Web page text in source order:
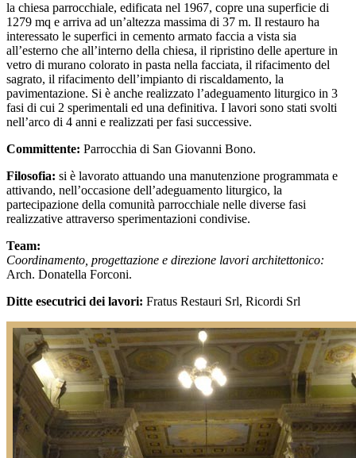
la chiesa parrocchiale, edificata nel 1967, copre una superficie di
1279 mq e arriva ad un’altezza massima di 37 m. Il restauro ha
interessato le superfici in cemento armato faccia a vista sia
all’esterno che all’interno della chiesa, il ripristino delle aperture in
vetro di murano colorato in pasta nella facciata, il rifacimento del
sagrato, il rifacimento dell’impianto di riscaldamento, la
pavimentazione. Si è anche realizzato l’adeguamento liturgico in 3
fasi di cui 2 sperimentali ed una definitiva. I lavori sono stati svolti
nell’arco di 4 anni e realizzati per fasi successive.
Committente: Parrocchia di San Giovanni Bono.
Filosofia: si è lavorato attuando una manutenzione programmata e
attivando, nell’occasione dell’adeguamento liturgico, la
partecipazione della comunità parrocchiale nelle diverse fasi
realizzative attraverso sperimentazioni condivise.
Team:
Coordinamento, progettazione e direzione lavori architettonico:
Arch. Donatella Forconi.
Ditte esecutrici dei lavori: Fratus Restauri Srl, Ricordi Srl